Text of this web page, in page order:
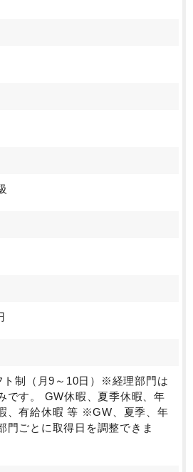
制（月9～10日）※経理部門は
です。 GW休暇、夏季休暇、年
、有給休暇 等 ※GW、夏季、年
門ごとに取得日を調整できま